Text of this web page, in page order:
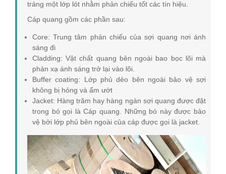
tráng một lớp lót nhằm phản chiếu tốt các tín hiệu.
Cáp quang gồm các phần sau:
Core: Trung tâm phản chiếu của sợi quang nơi ánh
sáng đi
Cladding: Vật chất quang bên ngoài bao bọc lõi mà
phản xạ ánh sáng trở lại vào lõi.
Buffer coating: Lớp phủ dẻo bên ngoài bảo vệ sợi
không bị hỏng và ẩm ướt
Jacket: Hàng trăm hay hàng ngàn sợi quang được đặt
trong bó gọi là Cáp quang. Những bó này được bảo
vệ bởi lớp phủ bên ngoài của cáp được gọi là jacket.